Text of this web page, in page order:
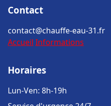
Contact
contact@chauffe-eau-31.fr
Accueil Informations
Horaires
Lun-Ven: 8h-19h